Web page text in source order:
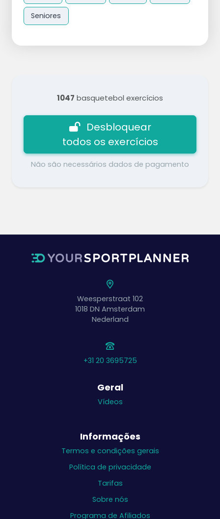
Seniores
1047 basquetebol exercícios
Desbloquear
todos os exercícios
Não são necessários dados de pagamento
Weesperstraat 102
1018 DN Amsterdam
Nederland
+31 20 3695725
Geral
Vídeos
Informações
Termos e condições gerais
Política de privacidade
Tarifas
Sobre nós
Programa de Afiliados